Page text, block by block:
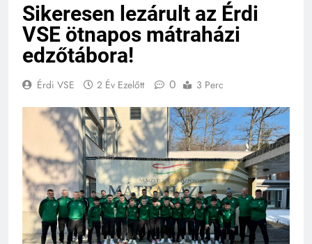
Sikeresen lezárult az Érdi
VSE ötnapos mátraházi
edzőtábora!
Érdi VSE 2 Év Ezelőtt 0 3 Perc